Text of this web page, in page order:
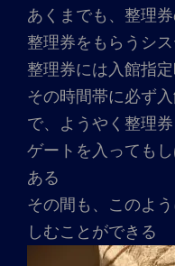
あくまでも、整理
整理券をもらうシ
整理券には入館指
その時間帯に必ず
で、ようやく整理
ゲートを入っても
ある
その間も、このよ
しむことができる